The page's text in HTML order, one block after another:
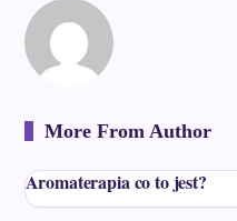
More From Author
Aromaterapia co to jest?